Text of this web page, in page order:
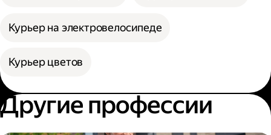
Курьер на электровелосипеде
Курьер цветов
Другие профессии